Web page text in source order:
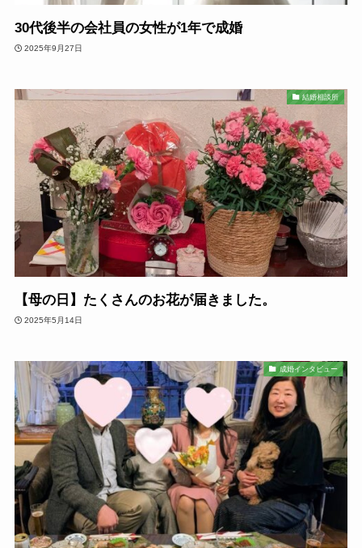
30代後半の会社員の女性が1年で成婚
2025年9月27日
結婚相談所
【母の日】たくさんのお花が届きました。
2025年5月14日
成婚インタビュー